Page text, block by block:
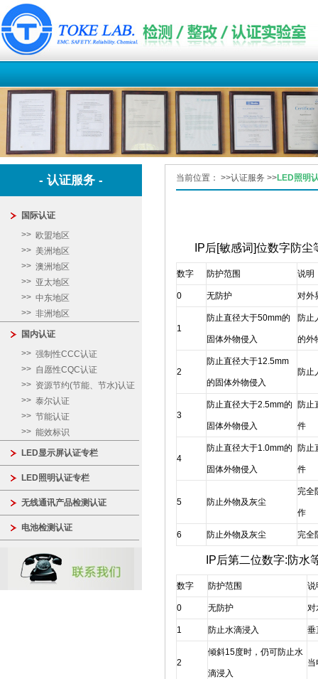
- 认证服务 -
国际认证
欧盟地区
美洲地区
澳洲地区
亚太地区
中东地区
非洲地区
国内认证
强制性CCC认证
自愿性CQC认证
资源节约(节能、节水)认证
泰尔认证
节能认证
能效标识
LED显示屏认证专栏
LED照明认证专栏
无线通讯产品检测认证
电池检测认证
当前位置： >>认证服务 >>LED照明
IP后[敏感词]位数字防尘
数字 防护范围 说明
0 无防护 对外
1
防止直径大于50mm的
固体外物侵入
防止
的外
2
防止直径大于12.5mm
的固体外物侵入
防止
3
防止直径大于2.5mm的
固体外物侵入
防止
件
4
防止直径大于1.0mm的
固体外物侵入
防止
件
5 防止外物及灰尘
完全
作
6 防止外物及灰尘 完全
IP后第二位数字:防水
数字 防护范围 说
0 无防护 对
1 防止水滴浸入 垂
2
倾斜15度时，仍可防止水
滴浸入